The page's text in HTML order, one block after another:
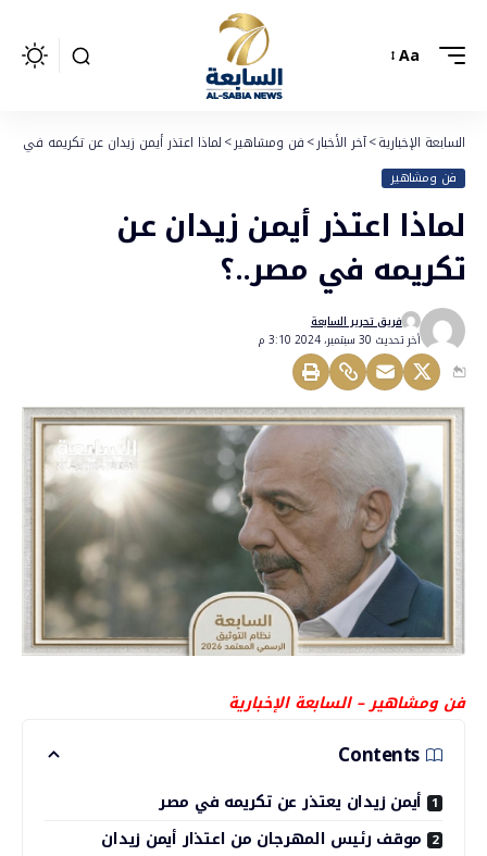
Aa
السابعة الإخبارية>آخر الأخبار>فن ومشاهير>لماذا اعتذر أيمن زيدان عن تكريمه في
فن ومشاهير
لماذا اعتذر أيمن زيدان عن
تكريمه في مصر..؟
أخر تحديث 30 سبتمبر، 2024 3:10 م
فريق تحرير السابعة
فن ومشاهير – السابعة الإخبارية
Contents
أيمن زيدان يعتذر عن تكريمه في مصر
موقف رئيس المهرجان من اعتذار أيمن زيدان